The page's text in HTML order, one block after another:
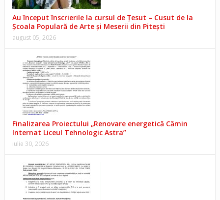
Au început înscrierile la cursul de Țesut – Cusut de la
Școala Populară de Arte și Meserii din Pitești
august 05, 2026
Finalizarea Proiectului „Renovare energetică Cămin
Internat Liceul Tehnologic Astra”
iulie 30, 2026